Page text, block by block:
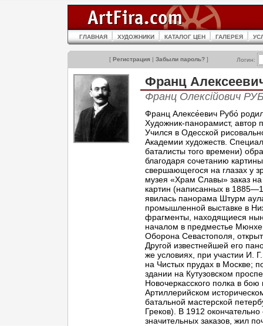
ГЛАВНАЯ ХУДОЖНИКИ КАТАЛОГ ЦЕН ГАЛЕРЕЯ
[ Регистрация | Забыли пароль? ] Логин:
Франц
Франц Олексійович
Франц Алексе́евич Рубо́
Художник-панорамист, автор
Учился в Одесской
Академии художеств.
баталисты того времени)
благодаря сочетанию
свершающегося на глазах у
музея «Храм Славы» заказ
картин (написанных в
явилась панорама Штурм
промышленной выставке в
фрагменты, находящиеся
началом в предместье
Оборона Севастополя,
Другой известнейшей его
же условиях, при участии И.
на Чистых прудах в Москве;
здании на Кутузовском
Новочеркасского полка в
Артиллерийском
батальной мастерской
Греков). В 1912
значительных заказов, жил